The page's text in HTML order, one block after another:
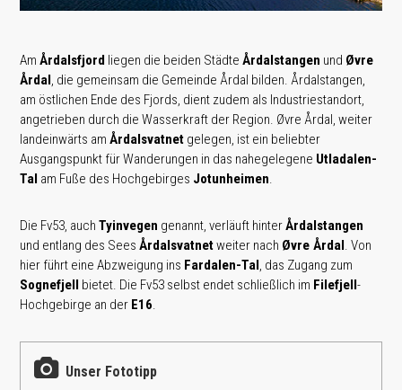
AmÅrdalsfjord liegen die beiden StädteÅrdalstangen und Øvre
Årdal, die gemeinsam die Gemeinde Årdal bilden. Årdalstangen,
am östlichen Ende des Fjords, dient zudem als Industriestandort,
angetrieben durch die Wasserkraft der Region. Øvre Årdal, weiter
landeinwärts amÅrdalsvatnet gelegen, ist ein beliebter
Ausgangspunkt für Wanderungen in das nahegelegene Utladalen-
Tal am Fuße des Hochgebirges Jotunheimen.
Die Fv53, auchTyinvegen genannt, verläuft hinterÅrdalstangen
und entlang des SeesÅrdalsvatnetweiter nach Øvre Årdal. Von
hier führt eine Abzweigung ins Fardalen-Tal, das Zugang zum
Sognefjell bietet. Die Fv53 selbst endet schließlich im Filefjell-
Hochgebirge an der E16.
Unser Fototipp